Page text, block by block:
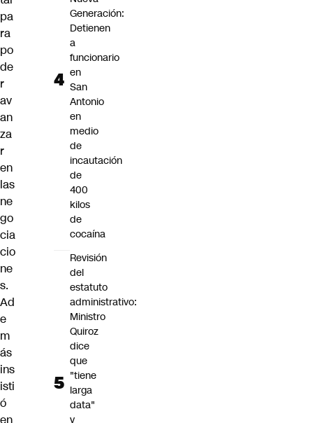
pa
ra
po
de
r
av
an
za
r
en
las
ne
go
cia
cio
ne
s.
Ad
e
m
ás
ins
isti
ó
en
Generación:
Detienen
a
funcionario
en
San
Antonio
en
medio
de
incautación
de
400
kilos
de
cocaína
Revisión
del
estatuto
administrativo:
Ministro
Quiroz
dice
que
"tiene
larga
data"
y